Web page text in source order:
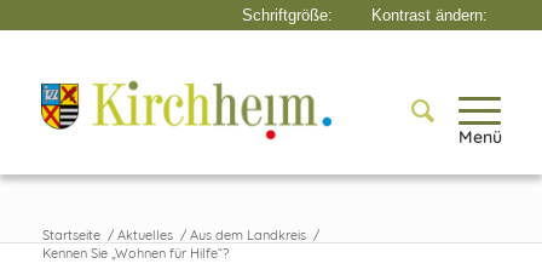
Menü
Startseite / Aktuelles / Aus dem Landkreis /
Kennen Sie „Wohnen für Hilfe“?